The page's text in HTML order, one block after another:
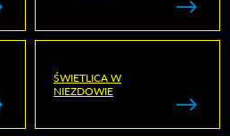
ŚWIETLICA W
NIEZDOWIE